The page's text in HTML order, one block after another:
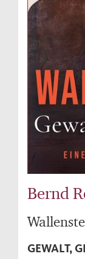
Bernd
GEWALT,